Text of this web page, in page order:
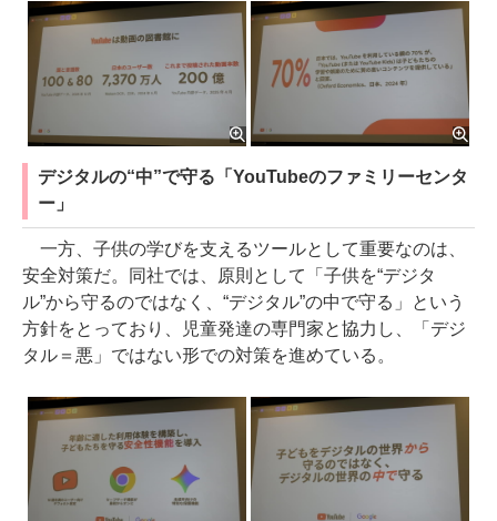
デジタルの“中”で守る「YouTubeのファミリーセンタ
ー」
一方、子供の学びを支えるツールとして重要なのは、
安全対策だ。同社では、原則として「子供を“デジタ
ル”から守るのではなく、“デジタル”の中で守る」という
方針をとっており、児童発達の専門家と協力し、「デジ
タル＝悪」ではない形での対策を進めている。